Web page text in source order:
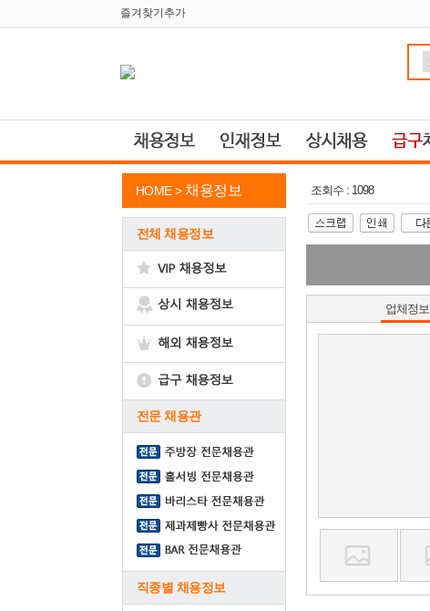
즐겨찾기추가
HOME > 채용정보
전체 채용정보
전문 채용관
직종별 채용정보
조회수 : 1098
업체정보